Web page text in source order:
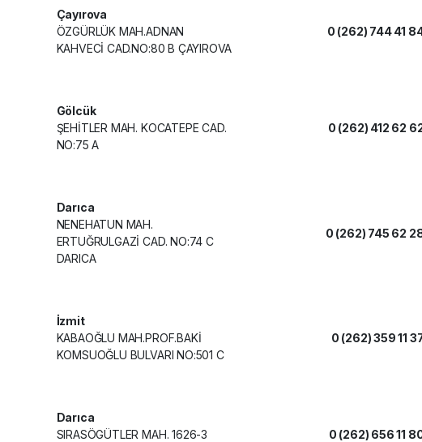
Çayırova
ÖZGÜRLÜK MAH.ADNAN
KAHVECİ CAD.NO:80 B ÇAYIROVA
0 (262) 744 41
Gölcük
ŞEHİTLER MAH. KOCATEPE CAD.
NO:75 A
0 (262) 412 62
Darıca
NENEHATUN MAH.
ERTUĞRULGAZİ CAD. NO:74 C
DARICA
0 (262) 745 62
İzmit
KABAOĞLU MAH.PROF.BAKİ
KOMSUOĞLU BULVARI NO:501 C
0 (262) 359 11
Darıca
SIRASÖGÜTLER MAH. 1626-3
0 (262) 656 11